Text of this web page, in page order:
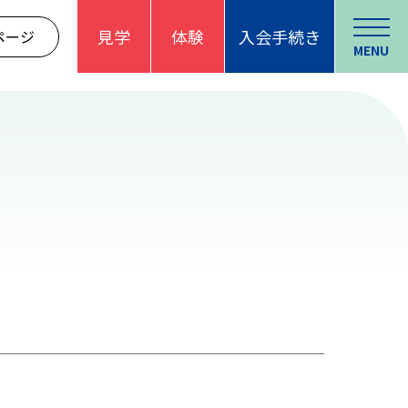
ージ 見学 体験 入会手続き
MENU